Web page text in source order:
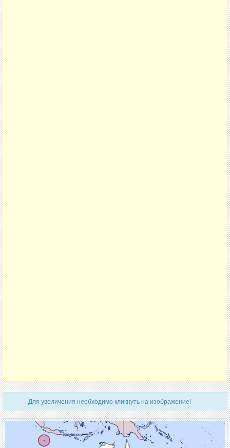
Для увеличения необходимо кликнуть на изображение!